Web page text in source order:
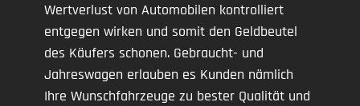
Wertverlust von Automobilen kontrolliert
entgegen wirken und somit den Geldbeutel
des Käufers schonen. Gebraucht- und
Jahreswagen erlauben es Kunden nämlich
Ihre Wunschfahrzeuge zu bester Qualität und